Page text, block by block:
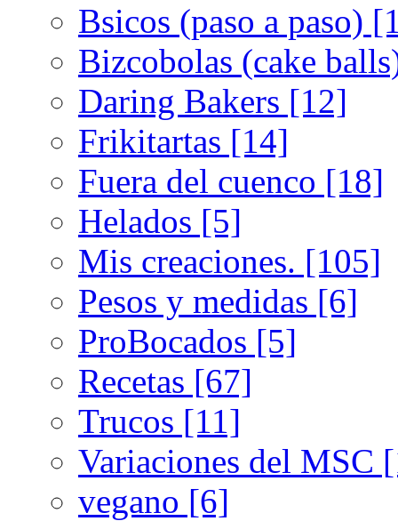
Bsicos (paso a paso)
Bizcobolas (cake
Daring Bakers [12]
Frikitartas [14]
Fuera del cuenco [18]
Helados [5]
Mis creaciones. [105]
Pesos y medidas [6]
ProBocados [5]
Recetas [67]
Trucos [11]
Variaciones del MSC
vegano [6]